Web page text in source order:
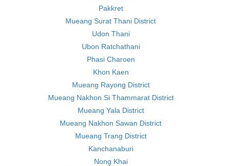
Pakkret
Mueang Surat Thani District
Udon Thani
Ubon Ratchathani
Phasi Charoen
Khon Kaen
Mueang Rayong District
Mueang Nakhon Si Thammarat District
Mueang Yala District
Mueang Nakhon Sawan District
Mueang Trang District
Kanchanaburi
Nong Khai